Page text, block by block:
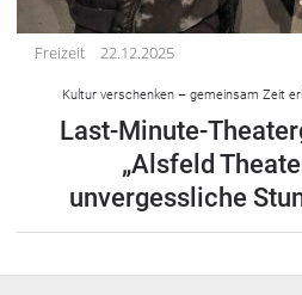
Freizeit 22.12.2025
Kultur verschenken – gemeinsam Zeit
Last-Minute-
„Alsfeld
unvergessliche